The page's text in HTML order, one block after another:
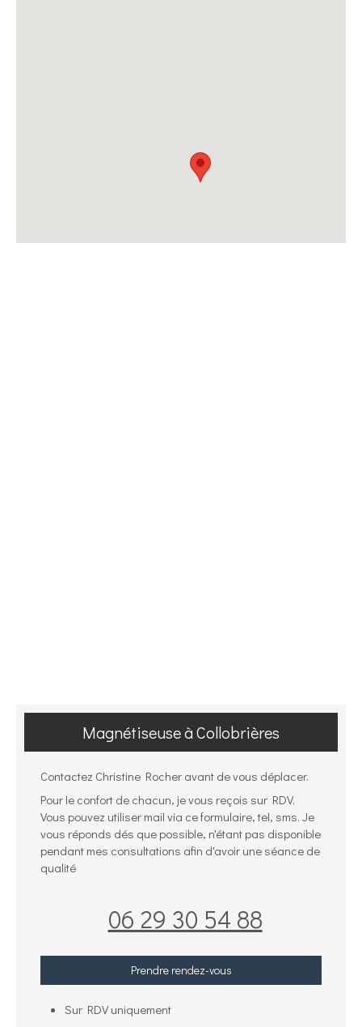
Magnétiseuse à Collobrières
Contactez Christine Rocher avant de vous déplacer.
Pour le confort de chacun, je vous reçois sur RDV.
Vous pouvez utiliser mail via ce formulaire, tel, sms. Je
vous réponds dés que possible, n'étant pas disponible
pendant mes consultations afin d'avoir une séance de
qualité
06 29 30 54 88
Prendre rendez-vous
Sur RDV uniquement